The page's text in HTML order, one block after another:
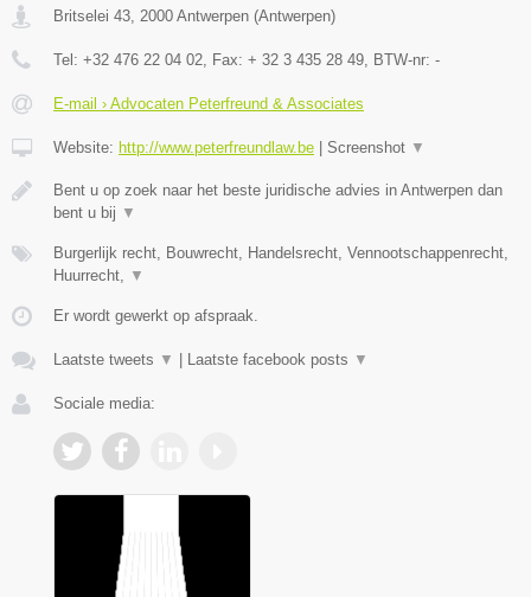
Britselei 43, 2000 Antwerpen (Antwerpen)
Tel: +32 476 22 04 02, Fax: + 32 3 435 28 49, BTW-nr: -
E-mail › Advocaten Peterfreund & Associates
Website: http://www.peterfreundlaw.be Screenshot ▼
Bent u op zoek naar het beste juridische advies in Antwerpen dan
bent u bij ▼
Burgerlijk recht, Bouwrecht, Handelsrecht, Vennootschappenrecht,
Huurrecht, ▼
Er wordt gewerkt op afspraak.
Laatste tweets ▼ Laatste facebook posts ▼
Sociale media: